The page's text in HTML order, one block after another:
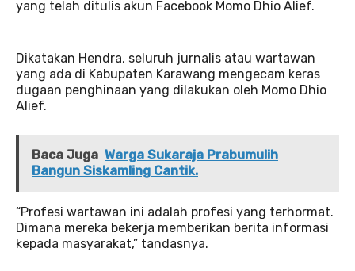
yang telah ditulis akun Facebook Momo Dhio Alief.
Dikatakan Hendra, seluruh jurnalis atau wartawan
yang ada di Kabupaten Karawang mengecam keras
dugaan penghinaan yang dilakukan oleh Momo Dhio
Alief.
Baca Juga Warga Sukaraja Prabumulih
Bangun Siskamling Cantik.
“Profesi wartawan ini adalah profesi yang terhormat.
Dimana mereka bekerja memberikan berita informasi
kepada masyarakat,” tandasnya.